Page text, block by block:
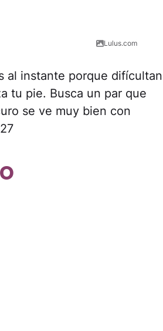
Lulus.com
al instante porque difícultan
tu pie. Busca un par que
se ve muy bien con